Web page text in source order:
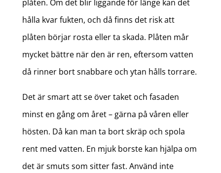
plåten. Om det blir liggande för länge kan det
hålla kvar fukten, och då finns det risk att
plåten börjar rosta eller ta skada. Plåten mår
mycket bättre när den är ren, eftersom vatten
då rinner bort snabbare och ytan hålls torrare.
Det är smart att se över taket och fasaden
minst en gång om året – gärna på våren eller
hösten. Då kan man ta bort skräp och spola
rent med vatten. En mjuk borste kan hjälpa om
det är smuts som sitter fast. Använd inte